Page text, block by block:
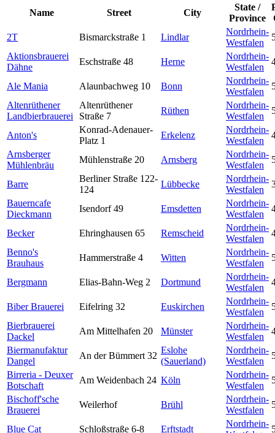
Name
Street City
State /
Province
2T
Bismarckstraße 1 Lindlar
Nordrhein-
Westfalen
Aktionsbrauerei
Dähne
Eschstraße 48 Herne
Nordrhein-
Westfalen
Ale Mania Alaunbachweg 10 Bonn
Nordrhein-
Westfalen
Altenrüthener
Landbierbrauerei
Altenrüthener
Straße 7
Rüthen
Nordrhein-
Westfalen
Anton's
Konrad-Adenauer-
Platz 1
Erkelenz
Nordrhein-
Westfalen
Arnsberger
Mühlenbräu
Mühlenstraße 20 Arnsberg
Nordrhein-
Westfalen
Barre
Berliner Straße 122-
124
Lübbecke
Nordrhein-
Westfalen
Bauerncafe
Dieckmann
Isendorf 49 Emsdetten
Nordrhein-
Westfalen
Becker Ehringhausen 65 Remscheid
Nordrhein-
Westfalen
Benno's
Brauhaus
Hammerstraße 4 Witten
Nordrhein-
Westfalen
Bergmann Elias-Bahn-Weg 2 Dortmund
Nordrhein-
Westfalen
Biber Brauerei Eifelring 32 Euskirchen
Nordrhein-
Westfalen
Bierbrauerei
Dackel
Am Mittelhafen 20 Münster
Nordrhein-
Westfalen
Biermanufaktur
Dangel
An der Bümmert 32
Eslohe
(Sauerland)
Nordrhein-
Westfalen
Birreria - Deuxer
Botschaft
Am Weidenbach 24 Köln
Nordrhein-
Westfalen
Bischoff'sche
Brauerei
Weilerhof Brühl
Nordrhein-
Westfalen
Blue Cat Schloßstraße 6-8 Erftstadt
Nordrhein-